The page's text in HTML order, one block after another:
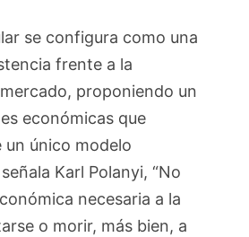
se configura como una
frente a la
proponiendo un
económicas que
un único modelo
Karl Polanyi, “No
necesaria a la
o morir, más bien, a